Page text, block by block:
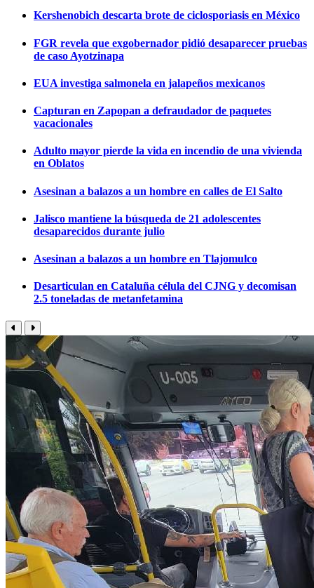
Kershenobich descarta brote de ciclosporiasis en México
FGR revela que exgobernador pidió desaparecer pruebas
de caso Ayotzinapa
EUA investiga salmonela en jalapeños mexicanos
Capturan en Zapopan a defraudador de paquetes
vacacionales
Adulto mayor pierde la vida en incendio de una vivienda
en Oblatos
Asesinan a balazos a un hombre en calles de El Salto
Jalisco mantiene la búsqueda de 21 adolescentes
desaparecidos durante julio
Asesinan a balazos a un hombre en Tlajomulco
Desarticulan en Cataluña célula del CJNG y decomisan
2.5 toneladas de metanfetamina